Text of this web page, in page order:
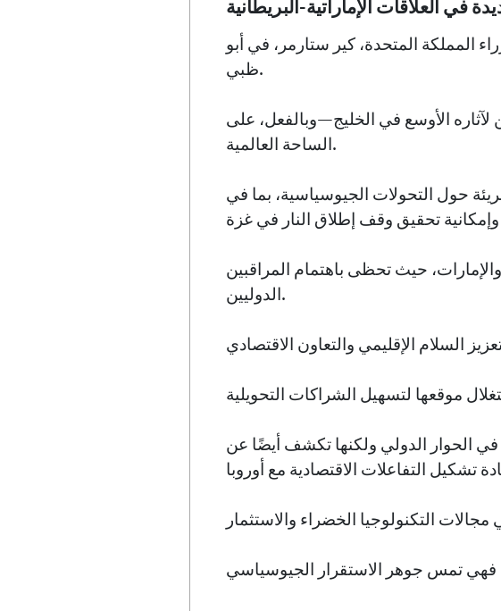
المملكة المتحدة، كير ستارمر، في أبو
ظبي.
الأوسع في الخليج—وبالفعل، على
الساحة العالمية.
حول التحولات الجيوسياسية، بما في
حيث تحظى باهتمام المراقبين
الدوليين.
الحوار الدولي ولكنها تكشف أيضًا عن